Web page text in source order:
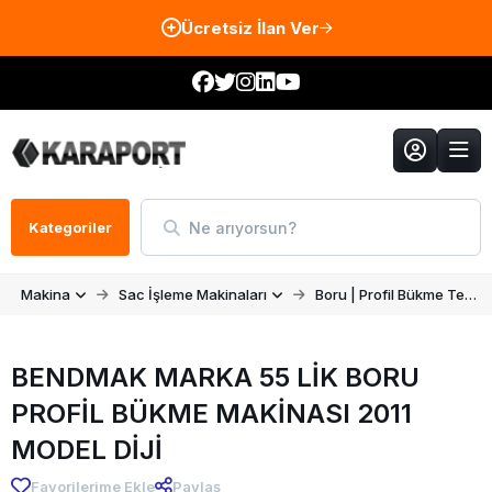
Ücretsiz İlan Ver
Kategoriler Ne arıyorsun?
Makina Sac İşleme Makinaları Boru | Profil Bükme Tezgahları
BENDMAK MARKA 55 LİK BORU
PROFİL BÜKME MAKİNASI 2011
MODEL DİJİ
Favorilerime Ekle Paylaş